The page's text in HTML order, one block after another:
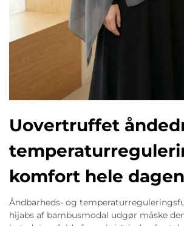
Uovertruffet
komfort hele dagen
Åndbarheds- og
hijabs af bambusmodal udgør måske